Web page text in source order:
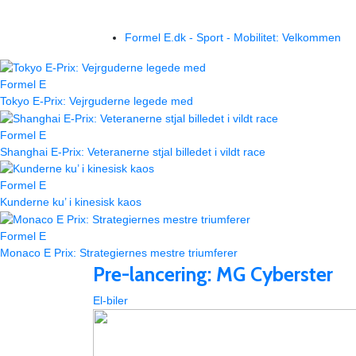
Formel E.dk - Sport - Mobilitet: Velkommen
Formel E
Tokyo E-Prix: Vejrguderne legede med
Formel E
Shanghai E-Prix: Veteranerne stjal billedet i vildt race
Formel E
Kunderne ku’ i kinesisk kaos
Formel E
Monaco E Prix: Strategiernes mestre triumferer
Pre-lancering: MG Cyberster
El-biler